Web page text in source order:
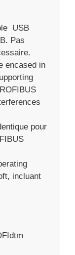
USB
Pas
encased in
pour
incluant